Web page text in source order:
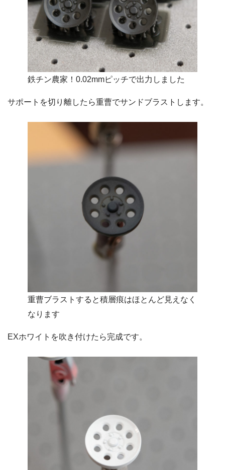
鉄チン農家！0.02mmピッチで出力しました
サポートを切り離したら重曹でサンドブラストします。
重曹ブラストすると積層痕はほとんど見えなく
なります
EXホワイトを吹き付けたら完成です。